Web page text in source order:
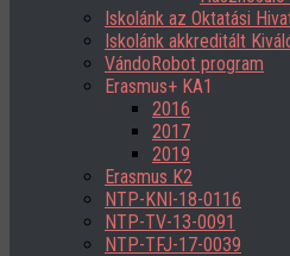
Iskolánk az Oktatási
Iskolánk akkreditált
VándoRobot program
Erasmus+ KA1
2016
2017
2019
Erasmus K2
NTP-KNI-18-0116
NTP-TV-13-0091
NTP-TFJ-17-0039